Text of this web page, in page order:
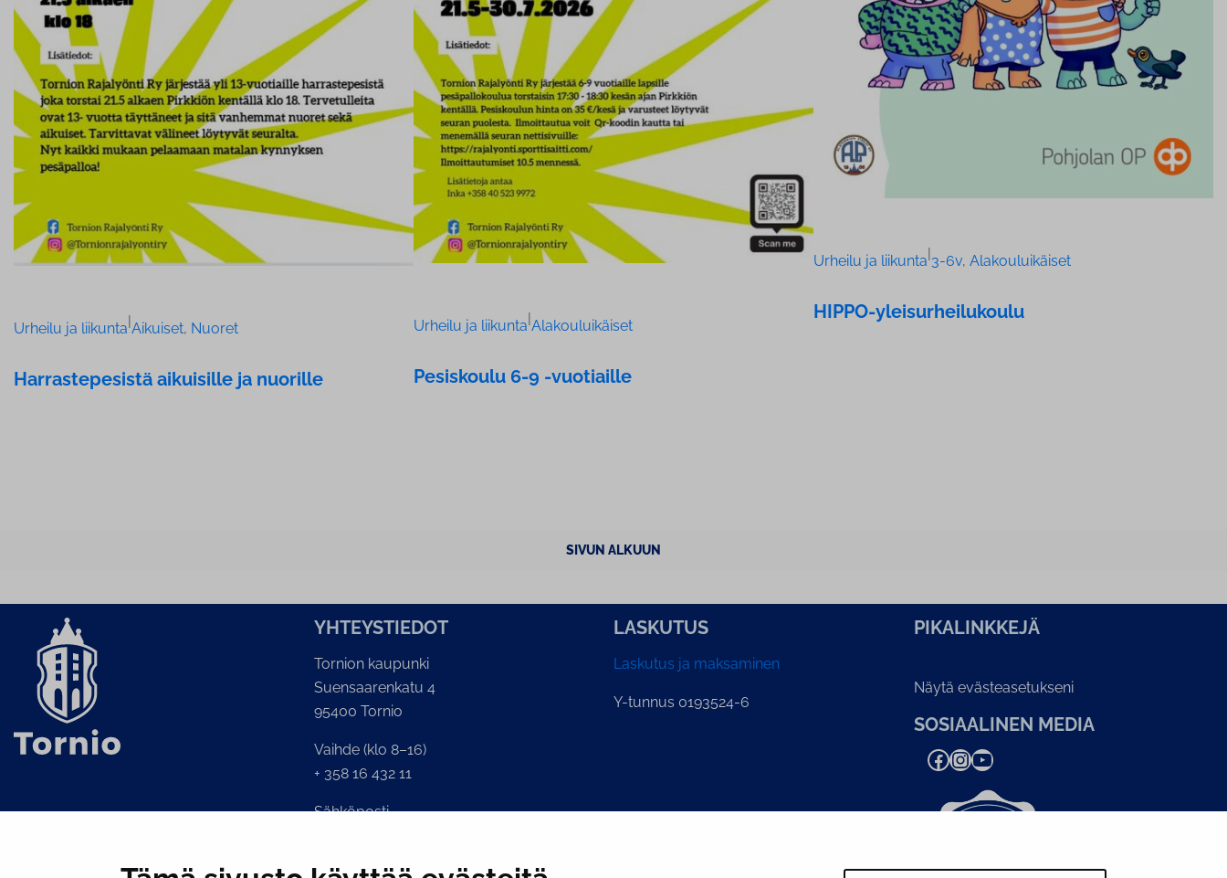
Urheilu ja liikunta|Aikuiset, Nuoret
Har­ras­te­pe­sis­tä aikuisille ja nuorille
Urheilu ja liikunta Alakouluikäiset
Pesiskoulu 6-9 -vuotiaille
Urheilu ja liikunta|3-6v, Alakouluikäiset
HIPPO-ylei­sur­hei­lu­kou­lu
SIVUN ALKUUN
YH­TEYS­TIE­DOT
Tornion kaupunki
Suensaarenkatu 4
95400 Tornio
Vaihde (klo 8–16)
+ 358 16 432 11
Sähköposti
LASKUTUS
Laskutus ja maksaminen
Y-tunnus 0193524-6
PI­KA­LINK­KE­JÄ
Näytä evästeasetukseni
SOSIAALINEN MEDIA
Facebook InstagramYouTube